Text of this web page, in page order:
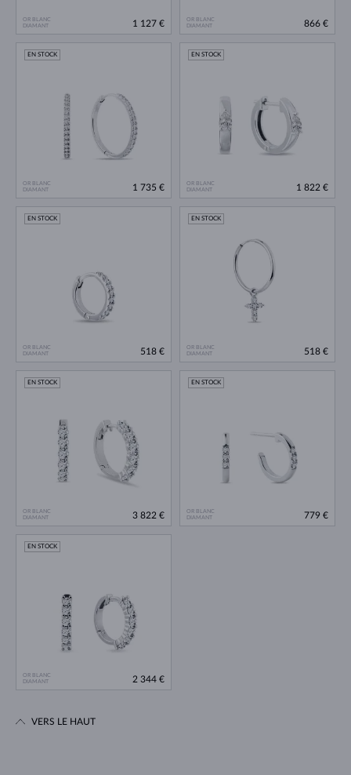
OR BLANC
DIAMANT
1 127 €
OR BLANC
DIAMANT
866 €
OR BLANC
DIAMANT
EN STOCK
1 735 €
OR BLANC
DIAMANT
EN STOCK
1 822 €
OR BLANC
DIAMANT
EN STOCK
518 €
OR BLANC
DIAMANT
EN STOCK
518 €
OR BLANC
DIAMANT
EN STOCK
3 822 €
OR BLANC
DIAMANT
EN STOCK
779 €
OR BLANC
DIAMANT
EN STOCK
2 344 €
VERS LE HAUT